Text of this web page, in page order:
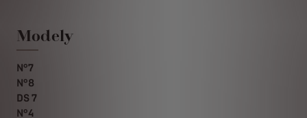
Modely
N°7
N°8
DS 7
N°4